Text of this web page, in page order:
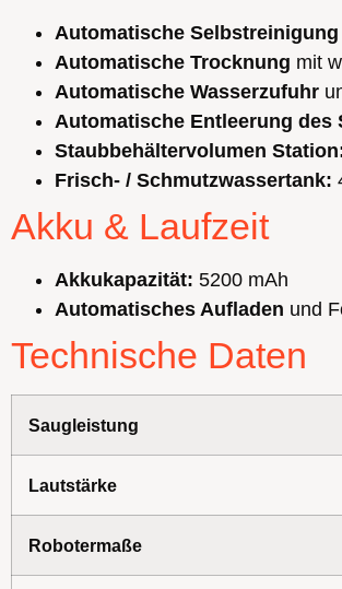
Automatische Selbstreinigung
Automatische Trocknung mit
Automatische Wasserzufuhr
Automatische Entleerung des
Staubbehältervolumen
Frisch- / Schmutzwassertank:
Akku & Laufzeit
Akkukapazität: 5200 mAh
Automatisches Aufladen und
Technische Daten
Saugleistung
Lautstärke
Robotermaße